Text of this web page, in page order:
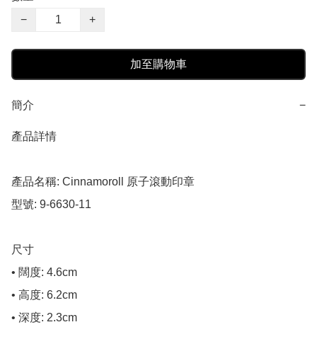
−
+
加至購物車
簡介 −
產品詳情
產品名稱: Cinnamoroll 原子滾動印章
型號: 9-6630-11
尺寸
• 闊度: 4.6cm
• 高度: 6.2cm
• 深度: 2.3cm